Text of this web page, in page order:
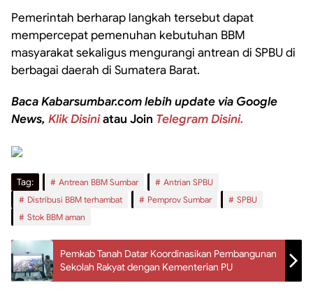
Pemerintah berharap langkah tersebut dapat
mempercepat pemenuhan kebutuhan BBM
masyarakat sekaligus mengurangi antrean di SPBU di
berbagai daerah di Sumatera Barat.
Baca Kabarsumbar.com lebih update via Google
News, Klik Disiniatau Join Telegram Disini.
Tag: Antrean BBM Sumbar
Antrian SPBU
Distribusi BBM terhambat
Pemprov Sumbar
SPBU
Stok BBM aman
Pemkab Tanah Datar Koordinasikan Pembangunan
Sekolah Rakyat dengan Kementerian PU